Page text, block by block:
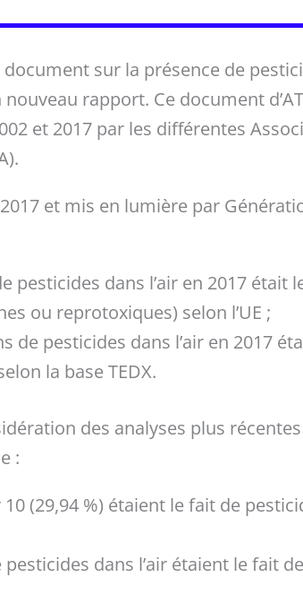
sur la présence de
rapport. Ce document
et 2017 par les différentes
et mis en lumière par
pesticides dans l’air en 2017 était
ou reprotoxiques) selon l’UE ;
de pesticides dans l’air en 2017
la base TEDX.
des analyses plus
:
(29,94 %) étaient le fait de
dans l’air étaient le fait